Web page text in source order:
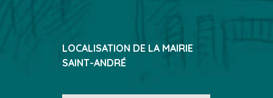
LOCALISATION DE LA MAIRIE
SAINT-ANDRÉ